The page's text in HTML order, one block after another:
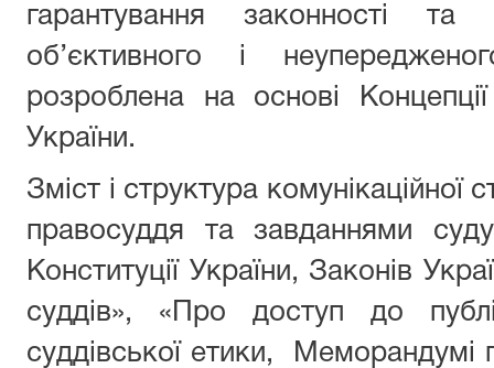
гарантування законності та
об’єктивного і
розроблена на основі
України.
Зміст і структура комунікаційної
правосуддя та завданнями
Конституції України, Законів
суддів», «Про доступ до
суддівської етики, Меморандумі